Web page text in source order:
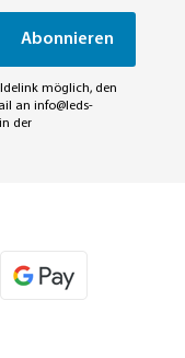
Abonnieren
möglich, den
an info@leds-
der